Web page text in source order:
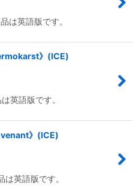
は英語版です。
》(ICE)
英語版です。
》(ICE)
英語版です。